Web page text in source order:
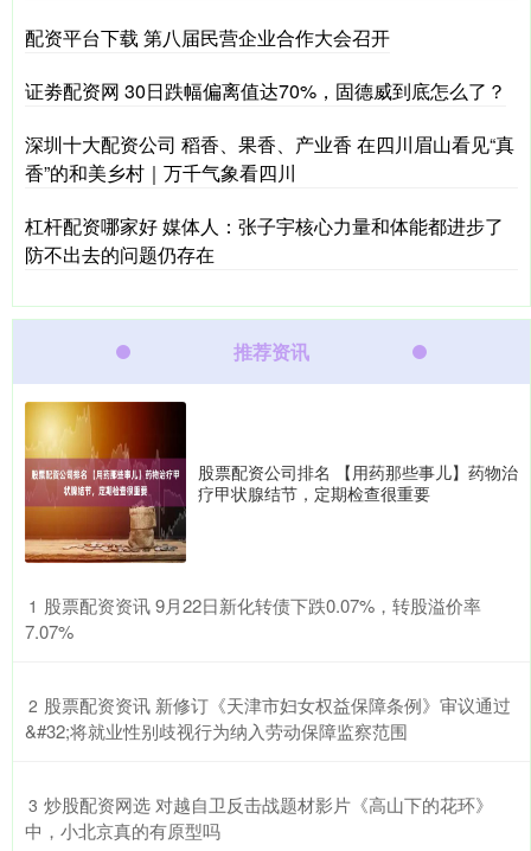
配资平台下载 第八届民营企业合作大会召开
证劵配资网 30日跌幅偏离值达70%，固德威到底怎么了？
深圳十大配资公司 稻香、果香、产业香 在四川眉山看见“真
香”的和美乡村｜万千气象看四川
杠杆配资哪家好 媒体人：张子宇核心力量和体能都进步了
防不出去的问题仍存在
推荐资讯
股票配资公司排名 【用药那些事儿】药物治
疗甲状腺结节，定期检查很重要
1 ​股票配资资讯 9月22日新化转债下跌0.07%，转股溢价率
7.07%
2 ​股票配资资讯 新修订《天津市妇女权益保障条例》审议通过
&#32;将就业性别歧视行为纳入劳动保障监察范围
3 ​炒股配资网选 对越自卫反击战题材影片《高山下的花环》
中，小北京真的有原型吗